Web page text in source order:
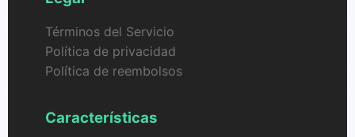
Términos del Servicio
Política de privacidad
Política de reembolsos
Características